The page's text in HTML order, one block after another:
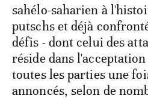
sahélo-saharien à
putschs et déjà
défis - dont celui des
réside dans
toutes les parties une
annoncés, selon de